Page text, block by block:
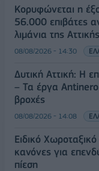
Κορυφώνεται η
56.000 επιβάτες
λιμάνια της Αττικής
08/08/2026 - 14:30
Δυτική Αττική: Η
– Τα έργα Antinero
βροχές
08/08/2026 - 14:08
Ειδικό
κανόνες για
πίεση